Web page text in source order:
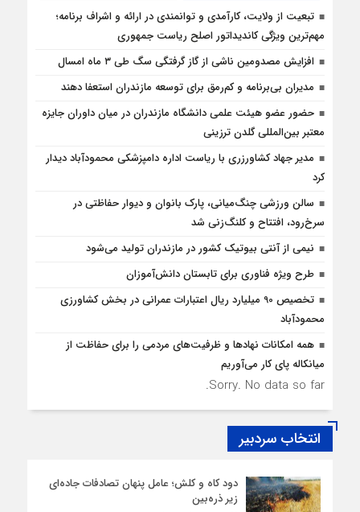
تبعیت از ولایت، کارآمدی و توانمندی در ارائه و اشراف برنامه؛
مهم‌ترین ویژگی کاندیداتور اصلح ریاست جمهوری
افزایش مصدومین ناشی از گاز گرفتگی سگ طی ۳ ماه امسال
مدیران بی‌برنامه و کم‌رمق برای توسعه مازندران استعفا دهند
حضور عضو هیئت علمی دانشگاه مازندران در میان داوران جایزه
معتبر بین‌المللی گلدن ترزینی
مدیر جهاد کشاورزری با ریاست اداره دامپزشکی محمودآباد دیدار
کرد
سالن ورزشی چنگ‌میانی، پارک بانوان و دیوار حفاظتی در
سرخ‌رود، افتتاح و کلنگ‌زنی شد
نیمی از آنتی بیوتیک کشور در مازندران تولید می‌شود
طرح ویژه فناوری برای تابستان دانش‌آموزان
تخصیص 90 میلیارد ریال اعتبارات عمرانی در بخش کشاورزی
محمودآباد
همه امکانات نهادها و ظرفیت‌های مردمی را برای حفاظت از
میانکاله پای کار می‌آوریم
Sorry. No data so far.
انتخاب سردبیر
دود کاه و کلش؛ عامل پنهان تصادفات جاده‌ای
زیر ذره‌بین